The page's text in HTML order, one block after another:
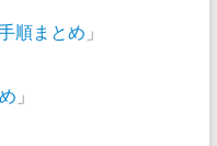
順まとめ 」
」